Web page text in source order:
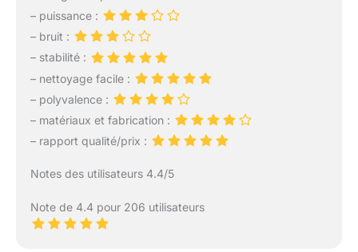
– puissance :
– bruit :
– stabilité :
– nettoyage facile :
– polyvalence :
– matériaux et fabrication :
– rapport qualité/prix :
Notes des utilisateurs 4.4/5
Note de 4.4 pour 206 utilisateurs